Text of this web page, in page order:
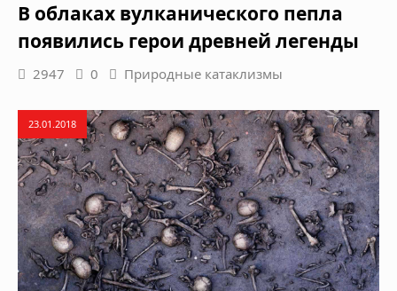
В облаках вулканического пепла
появились герои древней легенды
2947 0 Природные катаклизмы
23.01.2018